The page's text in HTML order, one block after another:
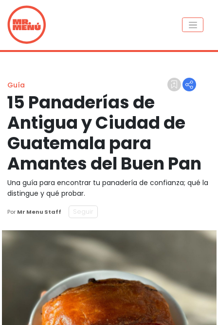
Guía
15 Panaderías de
Antigua y Ciudad de
Guatemala para
Amantes del Buen Pan
Una guía para encontrar tu panadería de confianza; qué la
distingue y qué probar.
Por Mr Menu Staff Seguir